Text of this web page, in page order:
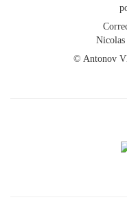
Nicolas
© Antonov